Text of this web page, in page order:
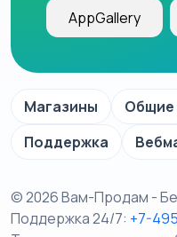
AppGallery
Магазины Общие
Поддержка
© 2026 Вам-Продам -
Поддержка 24/7: +7-